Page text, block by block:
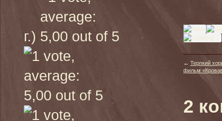
г.)
← Терпкий
фильм
2